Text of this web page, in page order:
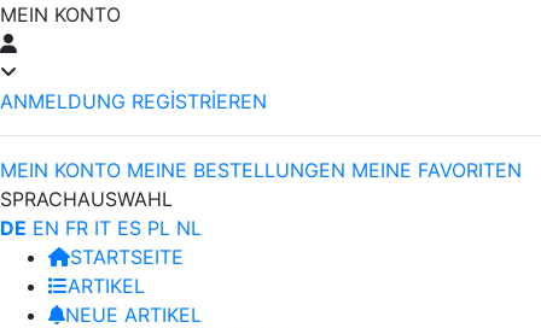
MEIN KONTO
ANMELDUNG REGİSTRİEREN
MEIN KONTO MEINE BESTELLUNGEN MEINE FAVORITEN
SPRACHAUSWAHL
DE EN FR IT ES PL NL
STARTSEITE
ARTIKEL
NEUE ARTIKEL